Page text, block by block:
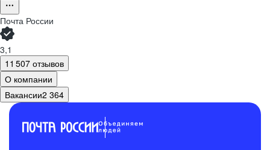
Почта России
3,1
11 507 отзывов
О компании
Вакансии2 364